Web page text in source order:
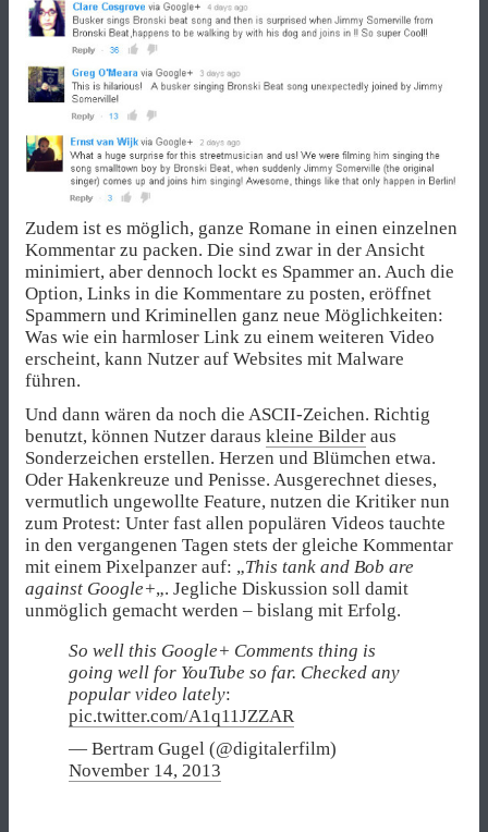
Zudem ist es möglich, ganze Romane in einen einzelnen
Kommentar zu packen. Die sind zwar in der Ansicht
minimiert, aber dennoch lockt es Spammer an. Auch die
Option, Links in die Kommentare zu posten, eröffnet
Spammern und Kriminellen ganz neue Möglichkeiten:
Was wie ein harmloser Link zu einem weiteren Video
erscheint, kann Nutzer auf Websites mit Malware
führen.
Und dann wären da noch die ASCII-Zeichen. Richtig
benutzt, können Nutzer daraus kleine Bilder aus
Sonderzeichen erstellen. Herzen und Blümchen etwa.
Oder Hakenkreuze und Penisse. Ausgerechnet dieses,
vermutlich ungewollte Feature, nutzen die Kritiker nun
zum Protest: Unter fast allen populären Videos tauchte
in den vergangenen Tagen stets der gleiche Kommentar
mit einem Pixelpanzer auf: „This tank and Bob are
against Google+„. Jegliche Diskussion soll damit
unmöglich gemacht werden – bislang mit Erfolg.
So well this Google+ Comments thing is
going well for YouTube so far. Checked any
popular video lately:
pic.twitter.com/A1q11JZZAR
— Bertram Gugel (@digitalerfilm)
November 14, 2013